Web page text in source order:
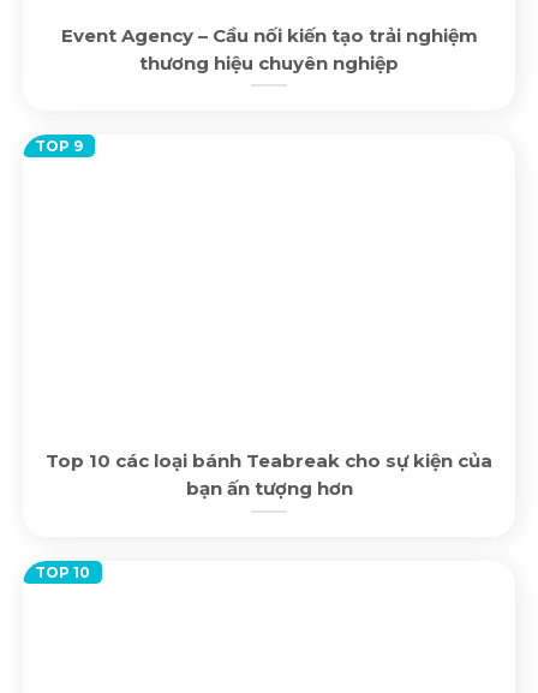
Event Agency – Cầu nối kiến tạo trải nghiệm
thương hiệu chuyên nghiệp
Top 10 các loại bánh Teabreak cho sự kiện của
bạn ấn tượng hơn